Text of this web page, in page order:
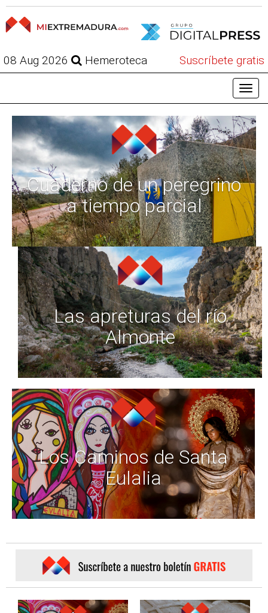
08 Aug 2026 Hemeroteca Suscríbete gratis
Cuaderno de un peregrino
a tiempo parcial
Las apreturas del río
Almonte
Los Caminos de Santa
Eulalia